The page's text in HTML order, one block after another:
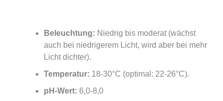
Beleuchtung: Niedrig bis moderat (wächst
auch bei niedrigerem Licht, wird aber bei mehr
Licht dichter).
Temperatur: 18-30°C (optimal: 22-26°C).
pH-Wert: 6,0-8,0